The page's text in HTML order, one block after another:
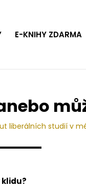
E-KNIHY ZDARMA
liberálních studií v